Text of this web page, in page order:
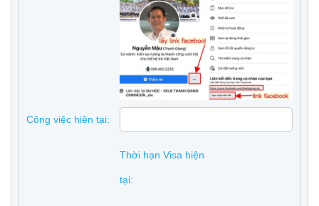
Công việc hiện tại:
Thời hạn Visa hiện
tại: